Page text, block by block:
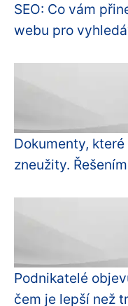
SEO: Co vám
webu pro
Dokumenty,
zneužity.
Podnikatelé
čem je lepší než